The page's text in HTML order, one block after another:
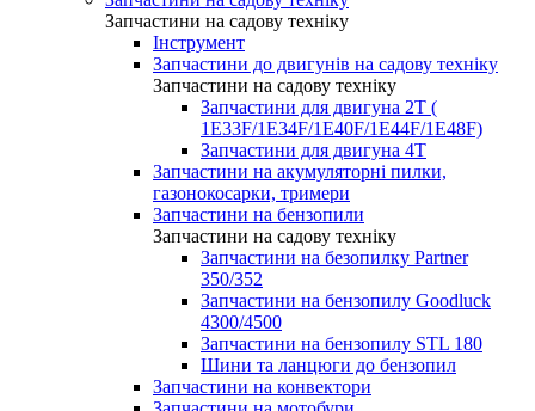
Запчастини на садову техніку
Інструмент
Запчастини до двигунів на садову техніку
Запчастини на садову техніку
Запчастини для двигуна 2Т (
1Е33F/1E34F/1Е40F/1E44F/1Е48F)
Запчастини для двигуна 4Т
Запчастини на акумуляторні пилки,
газонокосарки, тримери
Запчастини на бензопили
Запчастини на садову техніку
Запчастини на безопилку Partner
350/352
Запчастини на бензопилу Goodluck
4300/4500
Запчастини на бензопилу STL 180
Шини та ланцюги до бензопил
Запчастини на конвектори